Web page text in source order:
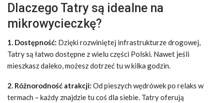
Dlaczego Tatry są idealne na
mikrowycieczkę?
1. Dostępność: Dzięki rozwiniętej infrastrukturze drogowej,
Tatry są łatwo dostępne z wielu części Polski. Nawet jeśli
mieszkasz daleko, możesz dotrzeć tu w kilka godzin.
2. Różnorodność atrakcji: Od pieszych wędrówek po relaks w
termach – każdy znajdzie tu coś dla siebie. Tatry oferują